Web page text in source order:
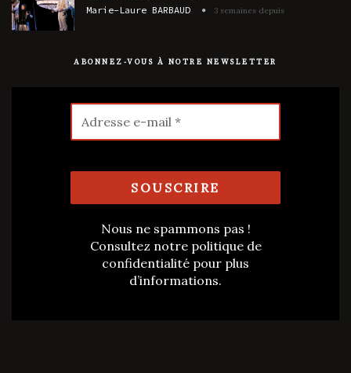
Marie-Laure BARBAUD 3 semaines depuis
ABONNEZ-VOUS À NOTRE NEWSLETTER
Nous ne spammons pas !
Consultez notre politique de
confidentialité pour plus
d’informations.